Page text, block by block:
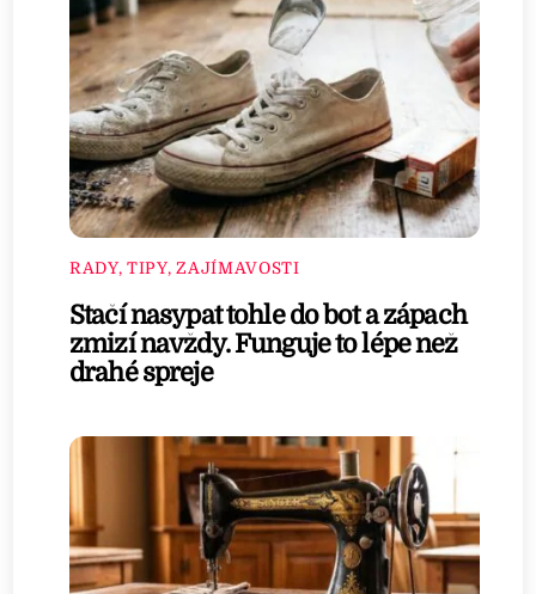
RADY, TIPY, ZAJÍMAVOSTI
Stačí nasypat tohle do bot a zápach
zmizí navždy. Funguje to lépe než
drahé spreje